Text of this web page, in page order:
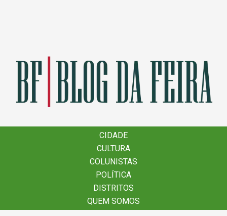
CIDADE
CULTURA
COLUNISTAS
POLÍTICA
DISTRITOS
QUEM SOMOS
CIDADE
CULTURA
COLUNISTAS
POLÍTICA
DISTRITOS
QUEM SOMOS